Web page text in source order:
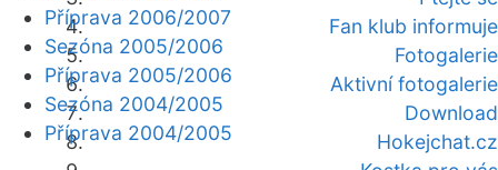
Fan klub informuje
Fotogalerie
Aktivní fotogalerie
Download
Hokejchat.cz
Příprava 2006/2007
Sezóna 2005/2006
Příprava 2005/2006
Sezóna 2004/2005
Příprava 2004/2005